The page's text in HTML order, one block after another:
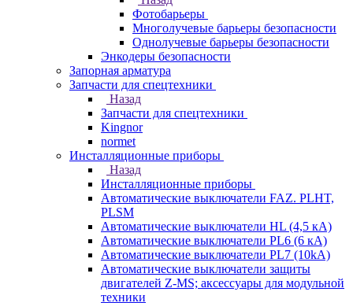
Фотобарьеры
Многолучевые барьеры безопасности
Однолучевые барьеры безопасности
Энкодеры безопасности
Запорная арматура
Запчасти для спецтехники
Назад
Запчасти для спецтехники
Kingnor
normet
Инсталляционные приборы
Назад
Инсталляционные приборы
Автоматические выключатели FAZ. PLHT,
PLSM
Автоматические выключатели HL (4,5 кА)
Автоматические выключатели PL6 (6 кА)
Автоматические выключатели PL7 (10kA)
Автоматические выключатели защиты
двигателей Z-MS; аксессуары для модульной
техники